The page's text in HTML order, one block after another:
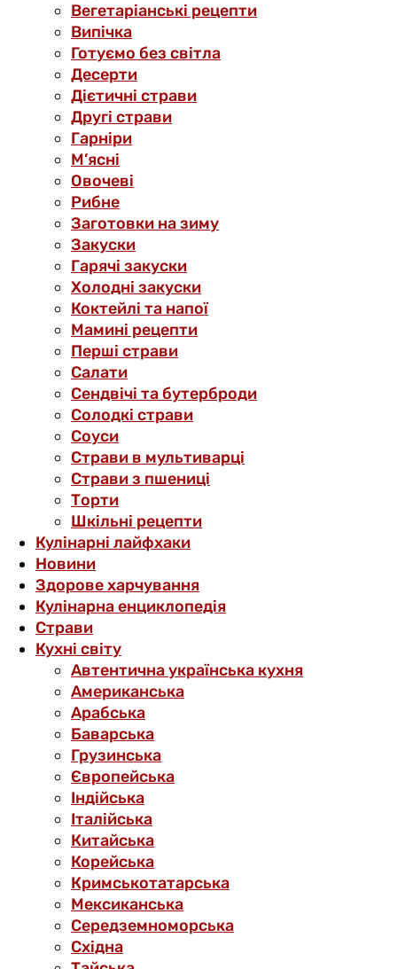
Вегетаріанські рецепти
Випічка
Готуємо без світла
Десерти
Дієтичні страви
Другі страви
Гарніри
М’ясні
Овочеві
Рибне
Заготовки на зиму
Закуски
Гарячі закуски
Холодні закуски
Коктейлі та напої
Мамині рецепти
Перші страви
Салати
Сендвічі та бутерброди
Солодкі страви
Соуси
Страви в мультиварці
Страви з пшениці
Торти
Шкільні рецепти
Кулінарні лайфхаки
Новини
Здорове харчування
Кулінарна енциклопедія
Страви
Кухні світу
Автентична українська кухня
Американська
Арабська
Баварська
Грузинська
Європейська
Індійська
Італійська
Китайська
Корейська
Кримськотатарська
Мексиканська
Середземноморська
Східна